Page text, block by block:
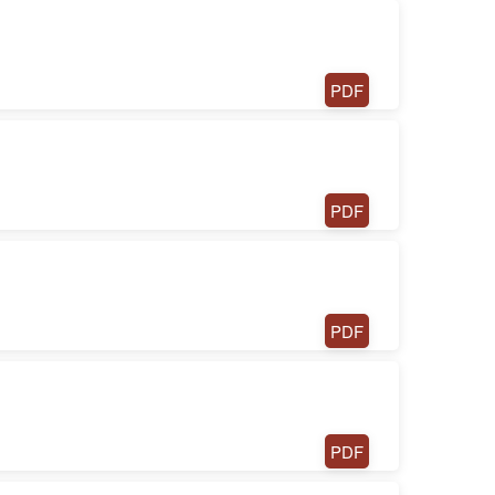
PDF
PDF
PDF
PDF